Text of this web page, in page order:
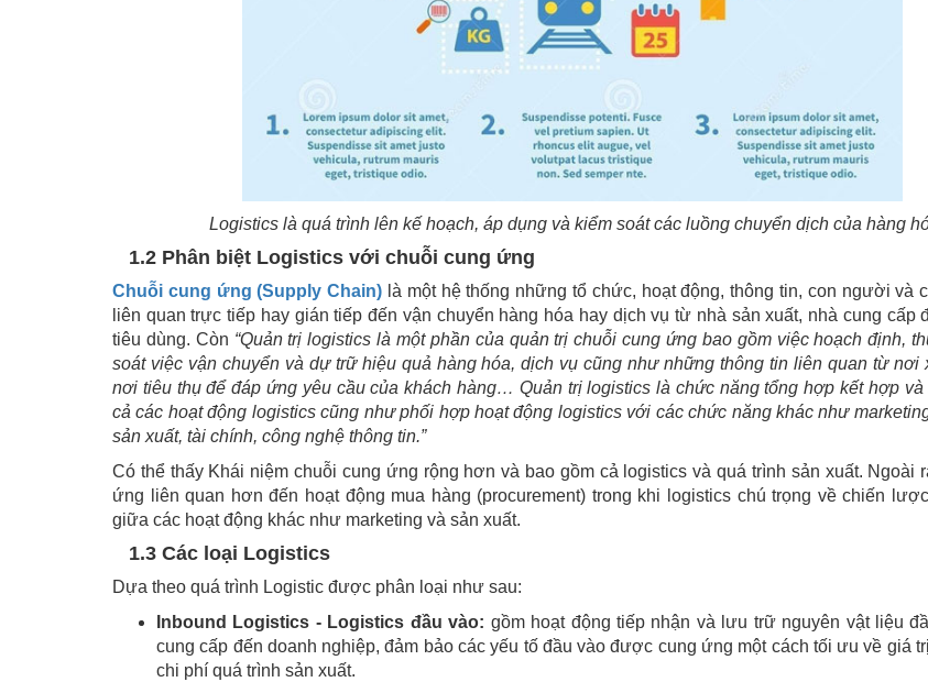
Logistics là quá trình lên kế hoạch, áp dụng và kiểm soát các luồng chuyển dịch của hàng
1.2 Phân biệt Logistics với chuỗi cung ứng
Chuỗi cung ứng (Supply Chain) là một hệ thống những tổ chức, hoạt động, thông tin, con người và
liên quan trực tiếp hay gián tiếp đến vận chuyển hàng hóa hay dịch vụ từ nhà sản xuất, nhà cung cấp
tiêu dùng. Còn “Quản trị logistics là một phần của quản trị chuỗi cung ứng bao gồm việc hoạch định,
soát việc vận chuyển và dự trữ hiệu quả hàng hóa, dịch vụ cũng như những thông tin liên quan từ nơi
nơi tiêu thụ để đáp ứng yêu cầu của khách hàng… Quản trị logistics là chức năng tổng hợp kết hợp và
cả các hoạt động logistics cũng như phối hợp hoạt động logistics với các chức năng khác như
sản xuất, tài chính, công nghệ thông tin.”
Có thể thấy Khái niệm chuỗi cung ứng rộng hơn và bao gồm cả logistics và quá trình sản xuất. Ngoài
ứng liên quan hơn đến hoạt động mua hàng (procurement) trong khi logistics chú trọng về chiến
giữa các hoạt động khác như marketing và sản xuất.
1.3 Các loại Logistics
Dựa theo quá trình Logistic được phân loại như sau:
Inbound Logistics - Logistics đầu vào: gồm hoạt động tiếp nhận và lưu trữ nguyên vật liệu
cung cấp đến doanh nghiệp, đảm bảo các yếu tố đầu vào được cung ứng một cách tối ưu về giá
chi phí quá trình sản xuất.